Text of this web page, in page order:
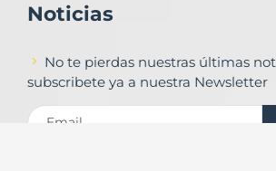
Noticias
No te pierdas nuestras últimas
subscribete ya a nuestra Newsletter